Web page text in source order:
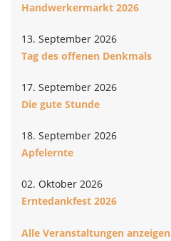
Handwerkermarkt 2026
13. September 2026
Tag des offenen Denkmals
17. September 2026
Die gute Stunde
18. September 2026
Apfelernte
02. Oktober 2026
Erntedankfest 2026
Alle Veranstaltungen anzeigen